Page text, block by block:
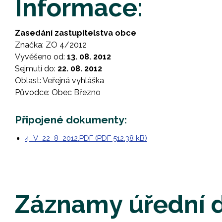
Informace:
Zasedání zastupitelstva obce
Značka: ZO 4/2012
Vyvěšeno od: 13. 08. 2012
Sejmutí do: 22. 08. 2012
Oblast: Veřejná vyhláška
Původce: Obec Březno
Připojené dokumenty:
4_V_22_8_2012.PDF (PDF 512.38 kB)
Záznamy úřední